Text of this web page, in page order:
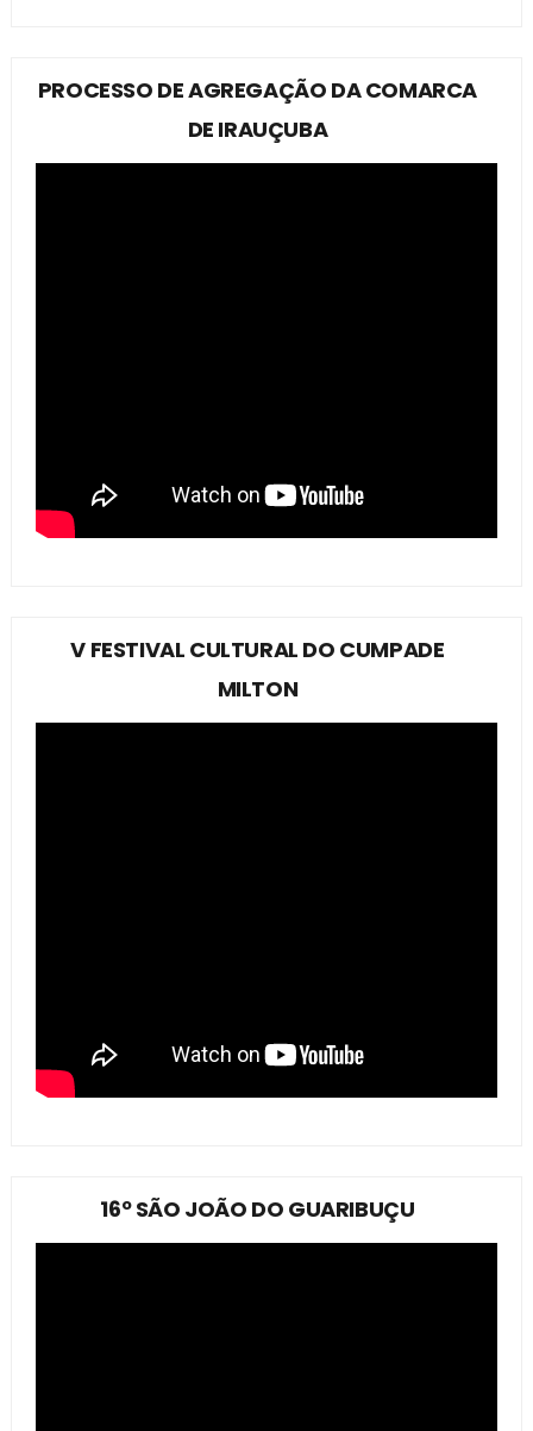
PROCESSO DE AGREGAÇÃO DA COMARCA
DE IRAUÇUBA
V FESTIVAL CULTURAL DO CUMPADE
MILTON
16º SÃO JOÃO DO GUARIBUÇU